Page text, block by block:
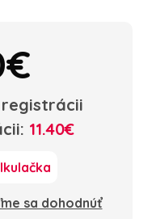
11.40€
sa dohodnúť